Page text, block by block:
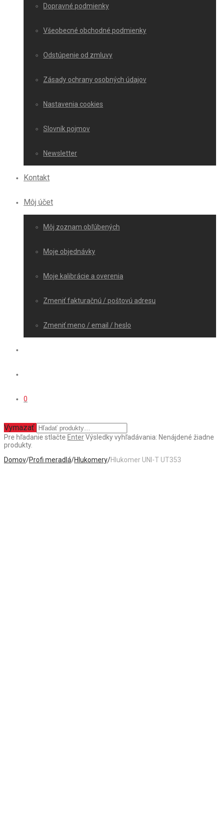
Dopravné podmienky
Všeobecné obchodné podmienky
Odstúpenie od zmluvy
Zásady ochrany osobných údajov
Nastavenia cookies
Slovník pojmov
Newsletter
Kontakt
Môj účet
Môj zoznam obľúbených
Moje objednávky
Moje kalibrácie a overenia
Zmeniť fakturačnú / poštovú adresu
Zmeniť meno / email / heslo
0
Vymazať
Pre hľadanie stlačte EnterVýsledky vyhľadávania: Nenájdené žiadne
produkty.
Domov/Profi meradlá/Hlukomery/Hlukomer UNI-T UT353